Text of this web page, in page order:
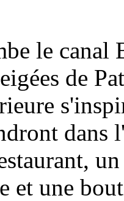
le canal
de
dans
et une